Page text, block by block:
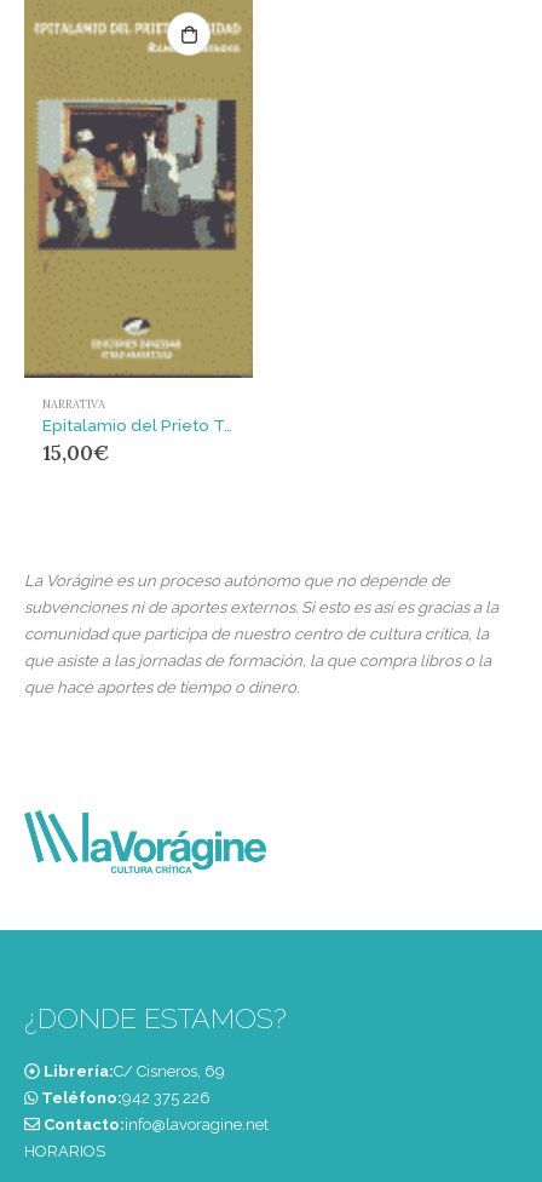
NARRATIVA
15,00€
La Vorágine es un proceso autónomo que no depende de
subvenciones ni de aportes externos. Si esto es así es gracias a la
comunidad que participa de nuestro centro de cultura crítica, la
que asiste a las jornadas de formación, la que compra libros o la
que hace aportes de tiempo o dinero.
¿DONDE ESTAMOS?
Librería:C/ Cisneros, 69
Teléfono:‭942 375 226‬
Contacto:info@lavoragine.net
HORARIOS